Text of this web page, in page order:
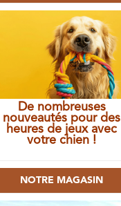
De nombreuses
nouveautés pour des
heures de jeux avec
votre chien !
NOTRE MAGASIN